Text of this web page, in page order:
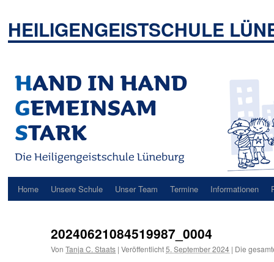
springen
HEILIGENGEISTSCHULE
Home Unsere Schule Unser Team Termine Informationen
20240621084519987_0004
Von Tanja C. Staats | Veröffentlicht 5. September 2024 | Die